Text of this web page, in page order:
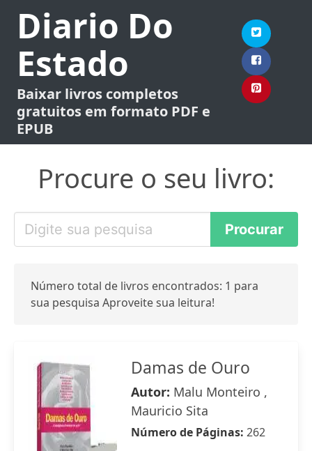
Diario Do
Estado
Baixar livros completos
gratuitos em formato PDF e
EPUB
Procure o seu livro:
Número total de livros encontrados: 1 para
sua pesquisa Aproveite sua leitura!
Damas de Ouro
Autor: Malu Monteiro ,
Mauricio Sita
Número de Páginas: 262